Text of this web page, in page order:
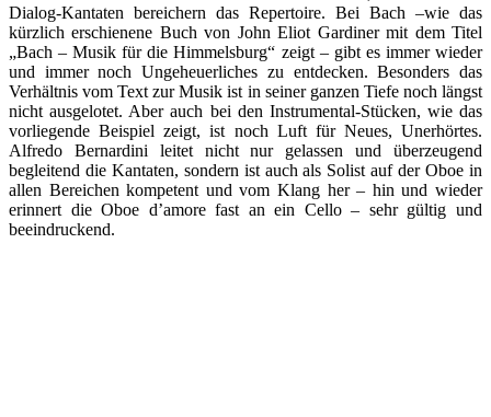
Dialog-Kantaten bereichern das Repertoire. Bei Bach –wie das
kürzlich erschienene Buch von John Eliot Gardiner mit dem Titel
„Bach – Musik für die Himmelsburg“ zeigt – gibt es immer wieder
und immer noch Ungeheuerliches zu entdecken. Besonders das
Verhältnis vom Text zur Musik ist in seiner ganzen Tiefe noch längst
nicht ausgelotet. Aber auch bei den Instrumental-Stücken, wie das
vorliegende Beispiel zeigt, ist noch Luft für Neues, Unerhörtes.
Alfredo Bernardini leitet nicht nur gelassen und überzeugend
begleitend die Kantaten, sondern ist auch als Solist auf der Oboe in
allen Bereichen kompetent und vom Klang her – hin und wieder
erinnert die Oboe d’amore fast an ein Cello – sehr gültig und
beeindruckend.